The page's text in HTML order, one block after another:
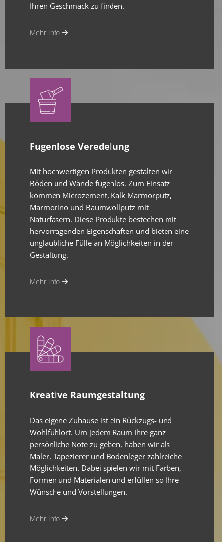
Ihren Geschmack zu finden.
Mehr Info 
Fugenlose Veredelung
Mit hochwertigen Produkten gestalten wir
Böden und Wände fugenlos. Zum Einsatz
kommen Microzement, Kalk Marmorputz,
Marmorino und Baumwollputz mit
Naturfasern. Diese Produkte bestechen mit
hervorragenden Eigenschaften und bieten eine
unglaubliche Fülle an Möglichkeiten in der
Gestaltung.
Mehr Info 
Kreative Raumgestaltung
Das eigene Zuhause ist ein Rückzugs- und
Wohlfühlort. Um jedem Raum Ihre ganz
persönliche Note zu geben, haben wir als
Maler, Tapezierer und Bodenleger zahlreiche
Möglichkeiten. Dabei spielen wir mit Farben,
Formen und Materialen und erfüllen so Ihre
Wünsche und Vorstellungen.
Mehr Info 